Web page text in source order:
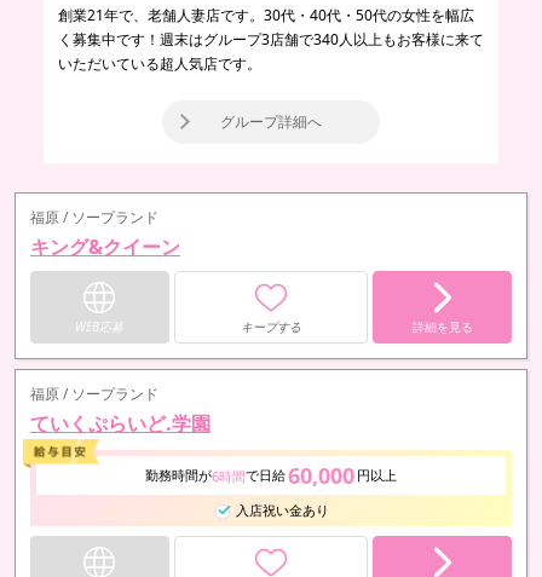
創業21年で、老舗人妻店です。30代・40代・50代の女性を幅広
く募集中です！週末はグループ3店舗で340人以上もお客様に来て
いただいている超人気店です。
グループ詳細へ
福原 / ソープランド
キング&クイーン
WEB応募 キープする 詳細を見る
福原 / ソープランド
ていくぷらいど.学園
勤務時間が6時間で日給60,000 円以上
入店祝い金あり